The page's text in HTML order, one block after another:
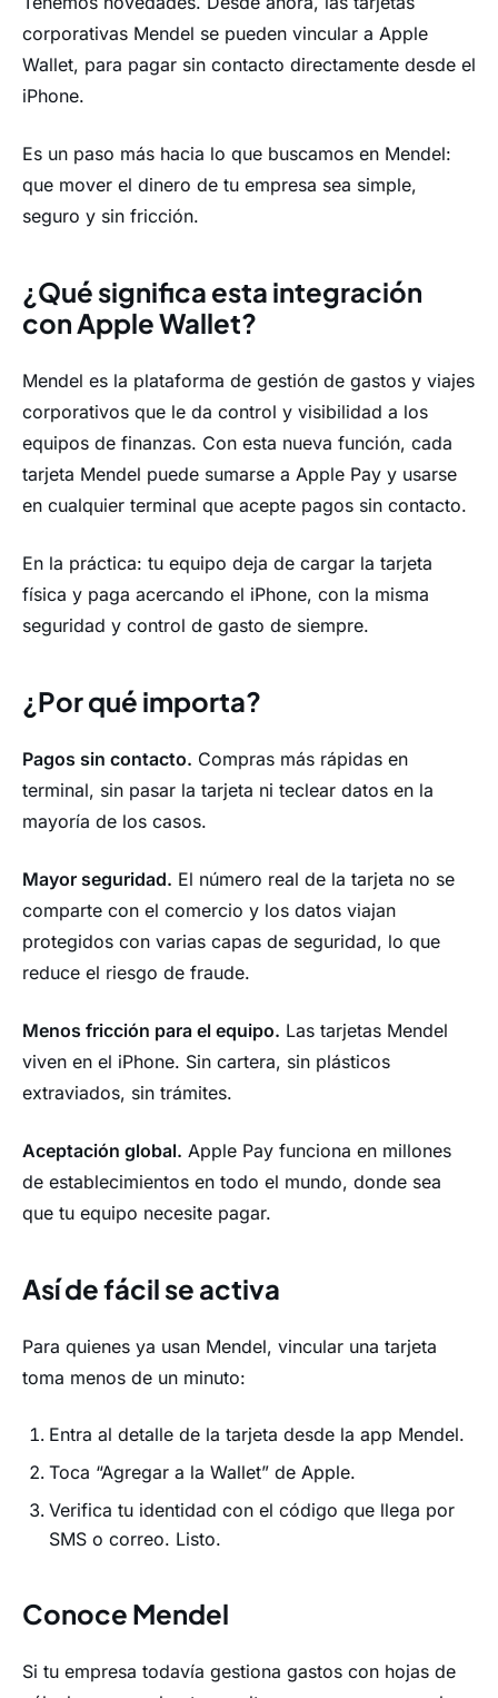
corporativas Mendel se pueden vincular a Apple
Wallet, para pagar sin contacto directamente desde el
iPhone.
Es un paso más hacia lo que buscamos en Mendel:
que mover el dinero de tu empresa sea simple,
seguro y sin fricción.
¿Qué significa esta integración
con Apple Wallet?
Mendel es la plataforma de gestión de gastos y viajes
corporativos que le da control y visibilidad a los
equipos de finanzas. Con esta nueva función, cada
tarjeta Mendel puede sumarse a Apple Pay y usarse
en cualquier terminal que acepte pagos sin contacto.
En la práctica: tu equipo deja de cargar la tarjeta
física y paga acercando el iPhone, con la misma
seguridad y control de gasto de siempre.
¿Por qué importa?
Pagos sin contacto. Compras más rápidas en
terminal, sin pasar la tarjeta ni teclear datos en la
mayoría de los casos.
Mayor seguridad. El número real de la tarjeta no se
comparte con el comercio y los datos viajan
protegidos con varias capas de seguridad, lo que
reduce el riesgo de fraude.
Menos fricción para el equipo. Las tarjetas Mendel
viven en el iPhone. Sin cartera, sin plásticos
extraviados, sin trámites.
Aceptación global. Apple Pay funciona en millones
de establecimientos en todo el mundo, donde sea
que tu equipo necesite pagar.
Así de fácil se activa
Para quienes ya usan Mendel, vincular una tarjeta
toma menos de un minuto:
Entra al detalle de la tarjeta desde la app Mendel.
Toca “Agregar a la Wallet” de Apple.
Verifica tu identidad con el código que llega por
SMS o correo. Listo.
Conoce Mendel
Si tu empresa todavía gestiona gastos con hojas de